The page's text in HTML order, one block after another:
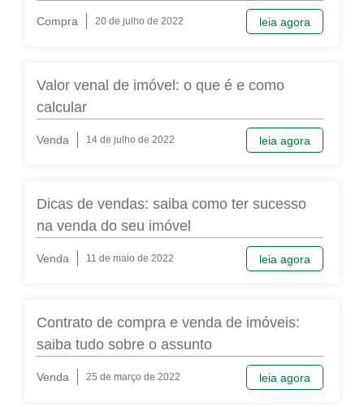
leia agora
Compra 20 de julho de 2022
Valor venal de imóvel: o que é e como
calcular
leia agora
Venda 14 de julho de 2022
Dicas de vendas: saiba como ter sucesso
na venda do seu imóvel
leia agora
Venda 11 de maio de 2022
Contrato de compra e venda de imóveis:
saiba tudo sobre o assunto
leia agora
Venda 25 de março de 2022